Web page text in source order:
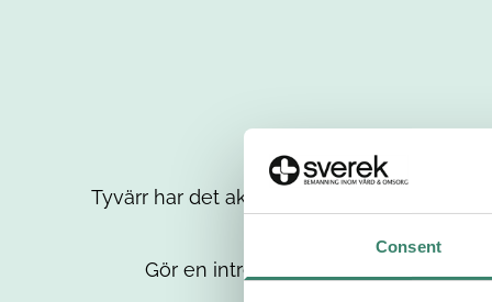
Consent
Tyvärr har det aktuella jobbet tagits bort
Gör en intresseanmälan så